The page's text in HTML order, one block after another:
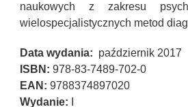
naukowych z zakresu
wielospecjalistycznych metod
Data wydania: październik 2017
ISBN: 978-83-7489-702-0
EAN: 9788374897020
Wydanie: